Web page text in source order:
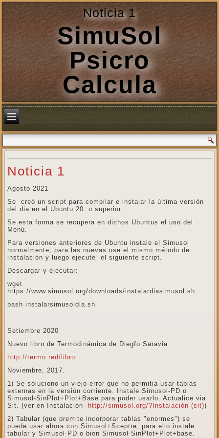
Noticia 1
SimuSol
Psicro
Calcula
Noticia 1
Agosto 2021
Se creó un script para compilar e instalar la última versión
del dia en el Ubuntu 20 o superior.
Se esta forma se recupera en dichos Ubuntus el uso del
Menú.
Para versiones anteriores de Ubuntu instale el Simusol
normalmente, para las nuevas use el mismo método de
instalación y luego ejecute el siguiente script.
Descargar y ejecutar:
wget
https://www.simusol.org/downloads/instalardiasimusol.sh
bash instalarsimusoldia.sh
Setiembre 2020
Nuevo libro de Termodinámica de Diegfo Saravia
http://termo.red/libro
Noviembre, 2017.
1) Se soluciono un viejo error que no permitia usar tablas
externas en la versión corriente. Instale Simusol-PD o
Simusol-SinPlot+Plot+Base para poder usarlo. Actualice via
Sit. (ver en Instalación
http://simusol.org/?Instalación-(sit))
2) Tabular (que premite incorporar tablas "enormes") se
puede usar ahora con Simusol+Sceptre, para ello instale
tabular y Simusol-PD o bien Simusol-SinPlot+Plot+base.